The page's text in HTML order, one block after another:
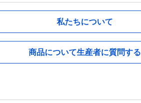
私たちについて
商品について生産者に質問する